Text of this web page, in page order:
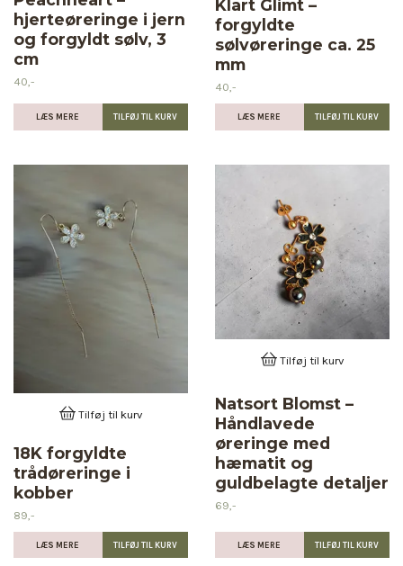
hjerteøreringe i jern
og forgyldt sølv, 3
cm
40,-
LÆS MERE
Klart Glimt –
forgyldte
sølvøreringe ca. 25
mm
40,-
LÆS MERE
Tilføj til kurv
18K forgyldte
trådøreringe i
kobber
89,-
LÆS MERE
Tilføj til kurv
Natsort Blomst –
Håndlavede
øreringe med
hæmatit og
guldbelagte detaljer
69,-
LÆS MERE